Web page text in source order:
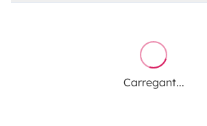
Carregant...